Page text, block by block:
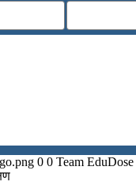
0 0 Team EduDose